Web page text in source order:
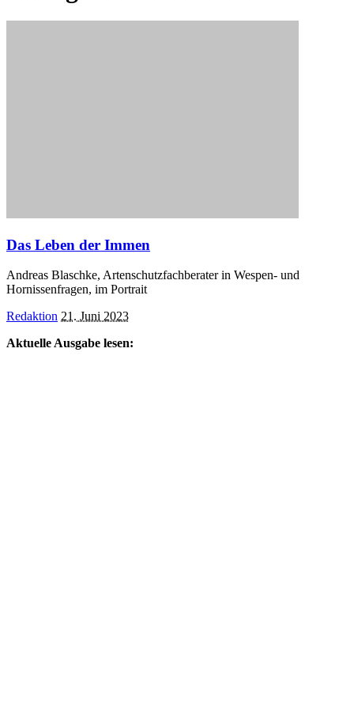
Das Leben der Immen
Andreas Blaschke, Artenschutzfachberater in Wespen- und
Hornissenfragen, im Portrait
Posted
Redaktion 21. Juni 2023
Aktuelle Ausgabe lesen: